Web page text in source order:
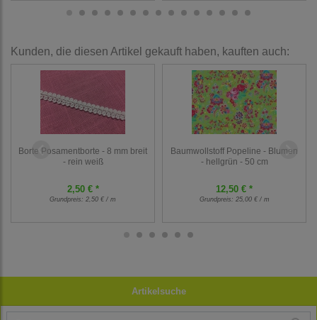
Artikelsuche
Kunden, die diesen Artikel gekauft haben, kauften auch:
Borte Posamentborte - 8 mm breit
- rein weiß
2,50 € *
Grundpreis: 2,50 € / m
Baumwollstoff Popeline - Blumen
- hellgrün - 50 cm
12,50 € *
Grundpreis: 25,00 € / m